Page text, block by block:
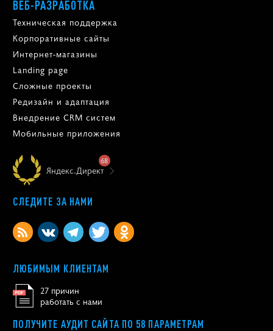
ВЕБ-РАЗРАБОТКА
Техническая поддержка
Корпоративные сайты
Интернет-магазины
Landing page
Сложные проекты
Редизайн и адаптация
Внедрение CRM систем
Мобильные приложения
Яндекс.Директ
68
СЛЕДИТЕ ЗА НАМИ
ЛЮБИМЫМ КЛИЕНТАМ
27 причин
работать с нами
ПОЛУЧИТЕ АУДИТ САЙТА ПО 58 ПАРАМЕТРАМ